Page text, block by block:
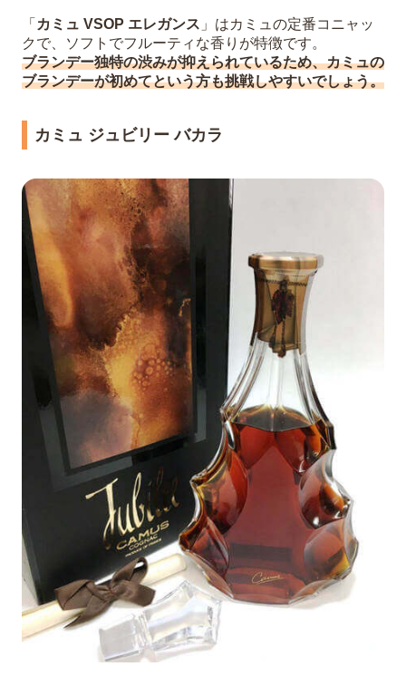
「 カミュ VSOP エレガンス 」はカミュの定番コニャッ
クで、ソフトでフルーティな香りが特徴です。
ブランデー独特の渋みが抑えられているため、カミュの
ブランデーが初めてという方も挑戦しやすいでしょう。
カミュ ジュビリー バカラ